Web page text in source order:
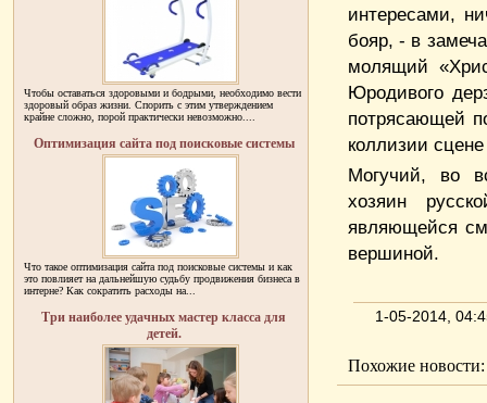
интересами,
бояр, - в
молящий
Юродивого
потрясающей
коллизии
Могучий, во
хозяин
являющейся
вершиной.
1-05-2014,
Похожие новости:
Чтобы оставаться здоровыми и бодрыми, необходимо вести
здоровый образ жизни. Спорить с этим утверждением
крайне сложно, порой практически невозможно....
Оптимизация сайта под поисковые системы
Что такое оптимизация сайта под поисковые системы и как
это повлияет на дальнейшую судьбу продвижения бизнеса в
интерне? Как сократить расходы на...
Три наиболее удачных мастер класса для
детей.